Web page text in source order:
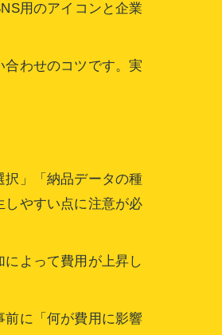
用のアイコンと企業
わせのコツです。実
択」「納品データの種
しやすい点に注意が必
よって費用が上昇し
前に「何が費用に影響